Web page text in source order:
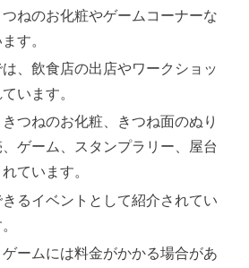
ねのお化粧やゲームコーナーな
す。
、飲食店の出店やワークショッ
います。
つねのお化粧、きつね面のぬり
ゲーム、スタンプラリー、屋台
ています。
るイベントとして紹介されてい
ームには料金がかかる場合があ